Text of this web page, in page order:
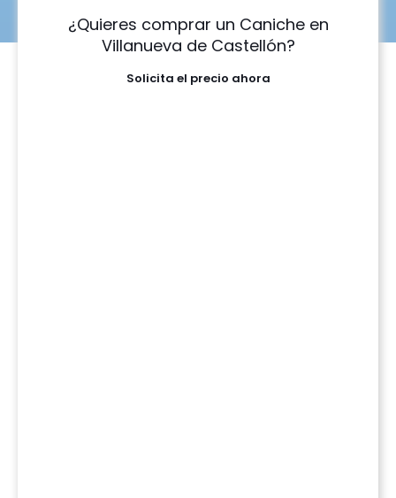
¿Quieres comprar un Caniche en
Villanueva de Castellón?
Solicita el precio ahora